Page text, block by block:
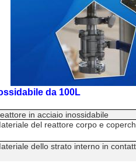
da 100L
in acciaio inossidabile
del reattore corpo e
dello strato interno in